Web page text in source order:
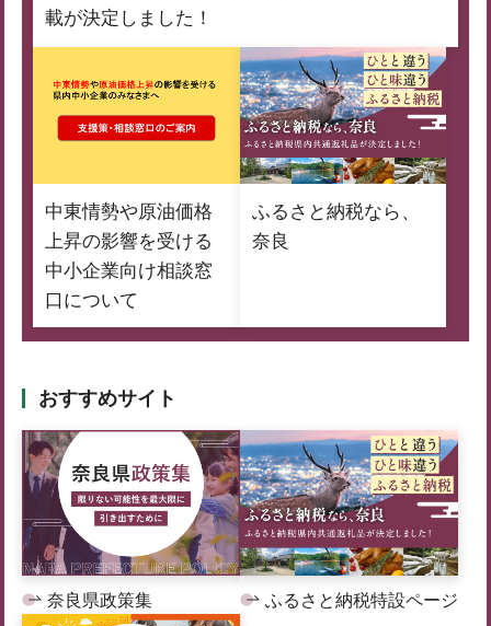
載が決定しました！
中東情勢や原油価格
上昇の影響を受ける
中小企業向け相談窓
口について
ふるさと納税なら、
奈良
おすすめサイト
奈良県政策集 ふるさと納税特設ページ